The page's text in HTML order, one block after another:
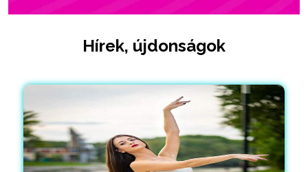
Hírek, újdonságok